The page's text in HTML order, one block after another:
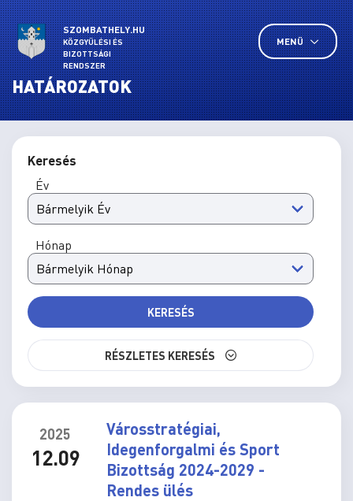
SZOMBATHELY.HU
KÖZGYŰLÉSI ÉS
BIZOTTSÁGI
RENDSZER
MENÜ
HATÁROZATOK
Keresés
Év
Hónap
KERESÉS
RÉSZLETES KERESÉS
2025
12.09
Városstratégiai,
Idegenforgalmi és Sport
Bizottság 2024-2029 -
Rendes ülés